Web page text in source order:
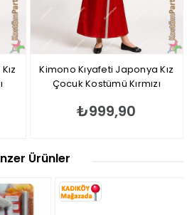
Kimono Kıyafeti Japonya Kız
Çocuk Kostümü Kırmızı
₺999,90
Ürünler